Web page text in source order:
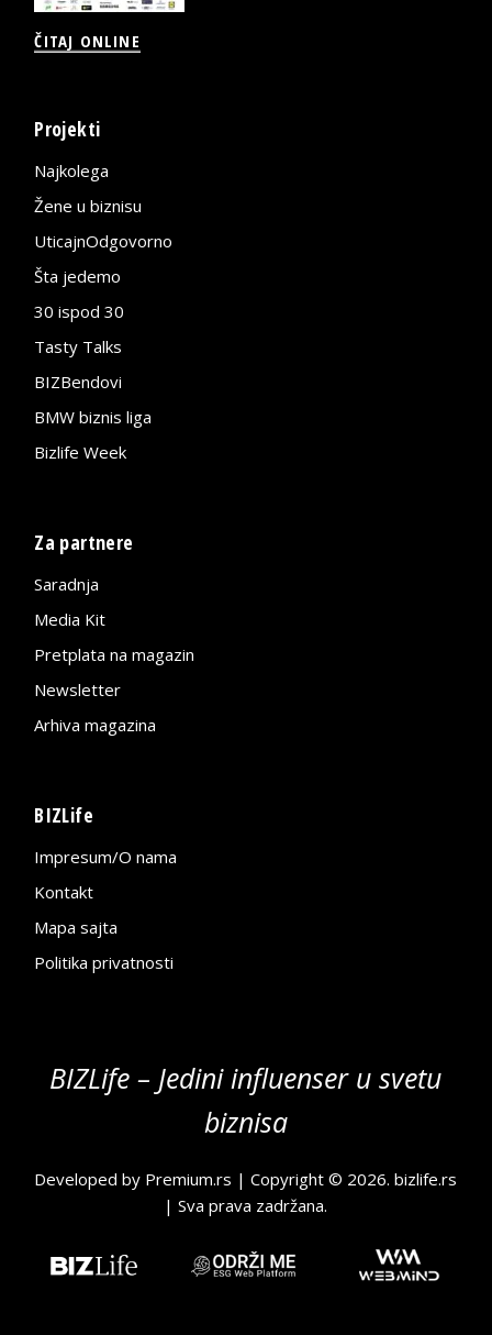
ČITAJ ONLINE
Projekti
Najkolega
Žene u biznisu
UticajnOdgovorno
Šta jedemo
30 ispod 30
Tasty Talks
BIZBendovi
BMW biznis liga
Bizlife Week
Za partnere
Saradnja
Media Kit
Pretplata na magazin
Newsletter
Arhiva magazina
BIZLife
Impresum/O nama
Kontakt
Mapa sajta
Politika privatnosti
BIZLife – Jedini influenser u svetu
biznisa
Developed by Premium.rs | Copyright © 2026.bizlife.rs
| Sva prava zadržana.